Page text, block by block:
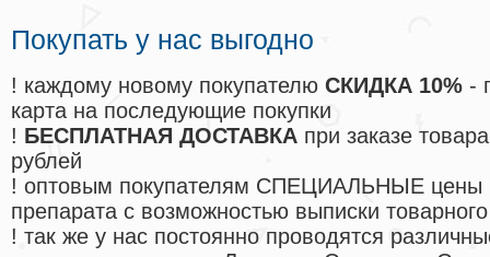
Покупать у нас выгодно
! каждому новому покупателю СКИДКА 10% -
карта на последующие покупки
! БЕСПЛАТНАЯ ДОСТАВКА при заказе
рублей
! оптовым покупателям СПЕЦИАЛЬНЫЕ цены
препарата с возможностью выписки
! так же у нас постоянно проводятся